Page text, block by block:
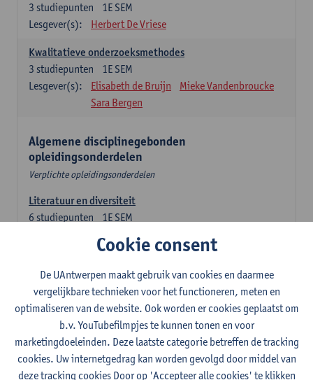
1E SEM
3 studiepunten
Lesgever(s):
Herbert De Vriese
Kwalitatieve onderzoeksmethodes
1E SEM
3 studiepunten
Lesgever(s):
Elisabeth de Bruijn
Mieke Vandenbroucke
Sara Bergen
Algemene disciplinegebonden
opleidingsonderdelen
Verplichte opleidingsonderdelen
Literatuur en diversiteit
1E SEM
6 studiepunten
Remco Sleiderink
2E SEM
studiepunten
Lesgever(s):
Astrid De Wit Peter Petré
Engels: verplichte opleidingsonderdelen
Engels: taalbeheersing 1
Cookie consent
De UAntwerpen maakt gebruik van cookies en daarmee
vergelijkbare technieken voor het functioneren, meten en
optimaliseren van de website. Ook worden er cookies geplaatst om
b.v. YouTubefilmpjes te kunnen tonen en voor
marketingdoeleinden. Deze laatste categorie betreffen de tracking
cookies. Uw internetgedrag kan worden gevolgd door middel van
deze tracking cookies Door op 'Accepteer alle cookies' te klikken